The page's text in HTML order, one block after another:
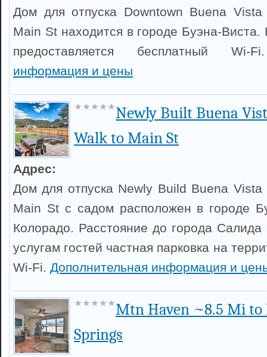
Дом для отпуска Downtown Buena
Main St находится в городе Буэна-
предоставляется бесплатный
информация и цены
Newly Built Buena
Walk to Main St
Адрес:
Дом для отпуска Newly Build Buena
Main St с садом расположен в городе
Колорадо. Расстояние до города Салида
услугам гостей частная парковка на
Wi-Fi. Дополнительная информация и
Mtn Haven ~8.5 Mi
Springs